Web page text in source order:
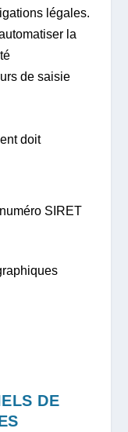
légales.
la
de saisie
doit
SIRET
DE